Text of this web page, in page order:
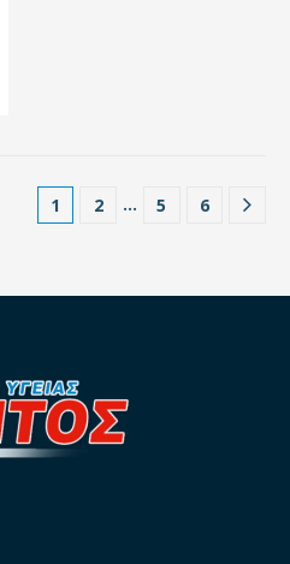
1 2 … 5 6